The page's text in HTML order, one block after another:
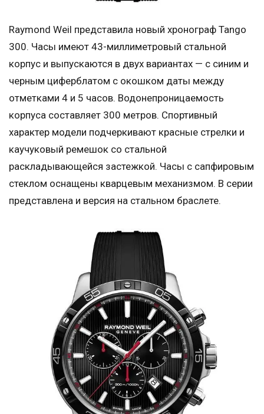
Raymond Weil представила новый хронограф Tango
300. Часы имеют 43-миллиметровый стальной
корпус и выпускаются в двух вариантах — с синим и
черным циферблатом с окошком даты между
отметками 4 и 5 часов. Водонепроницаемость
корпуса составляет 300 метров. Спортивный
характер модели подчеркивают красные стрелки и
каучуковый ремешок со стальной
раскладывающейся застежкой. Часы с сапфировым
стеклом оснащены кварцевым механизмом. В серии
представлена и версия на стальном браслете.